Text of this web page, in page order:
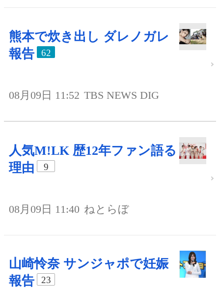
熊本で炊き出し ダレノガレ
報告
62
08月09日 11:52 TBS NEWS DIG
人気M!LK 歴12年ファン語る
理由
9
08月09日 11:40 ねとらぼ
山崎怜奈 サンジャポで妊娠
報告
23